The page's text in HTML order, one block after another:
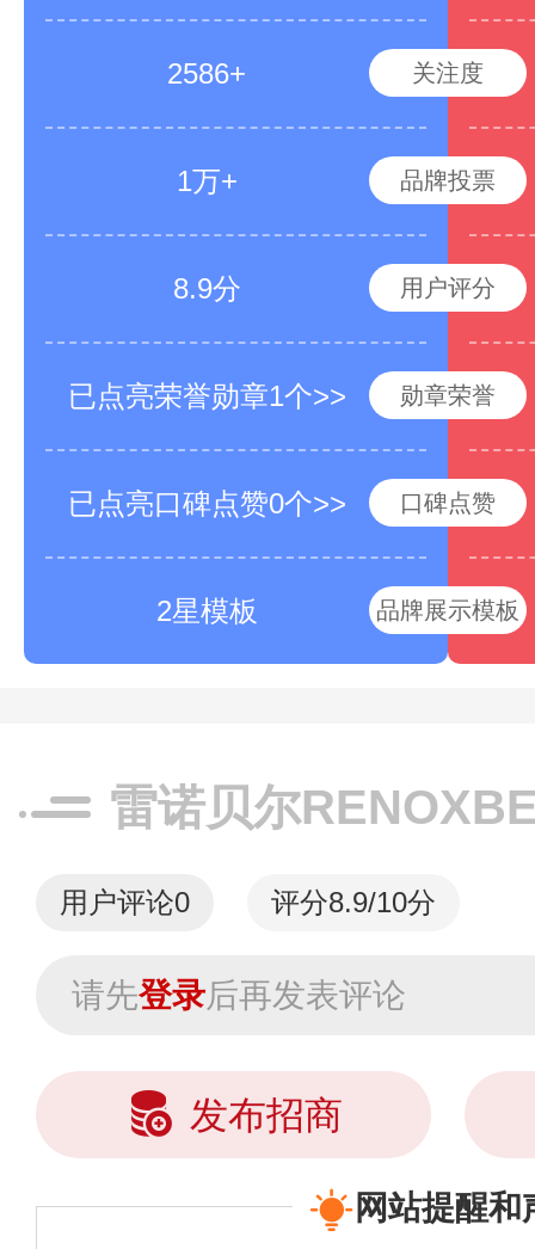
2586+ 关注度
1万+ 品牌投票
8.9分 用户评分
已点亮荣誉勋章1个>> 勋章荣誉
已点亮口碑点赞0个>> 口碑点赞
2星模板 品牌展示模板
雷诺贝尔
用户评论0 评分8.9/10分
请先登录后再发表评论
发布招商
网站提醒和